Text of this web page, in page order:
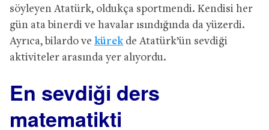
söyleyen Atatürk, oldukça sportmendi. Kendisi her
gün ata binerdi ve havalar ısındığında da yüzerdi.
Ayrıca, bilardo ve kürek de Atatürk’ün sevdiği
aktiviteler arasında yer alıyordu.
En sevdiği ders
matematikti